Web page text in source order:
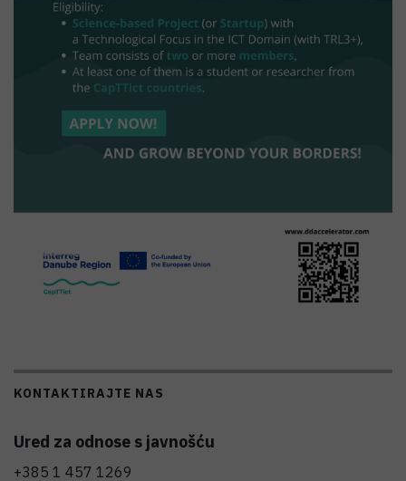
KONTAKTIRAJTE NAS
Ured za odnose s javnošću
+385 1 457 1269